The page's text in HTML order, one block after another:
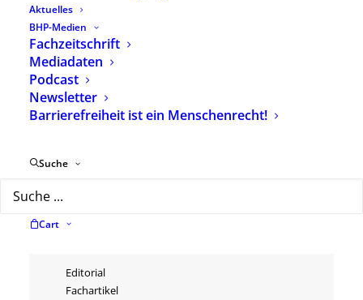
Aktuelles
BHP-Medien
Fachzeitschrift
Mediadaten
Podcast
Newsletter
Barrierefreiheit ist ein Menschenrecht!
Suche
Cart
Beschreibung
[accordion]
Editorial
Fachartikel